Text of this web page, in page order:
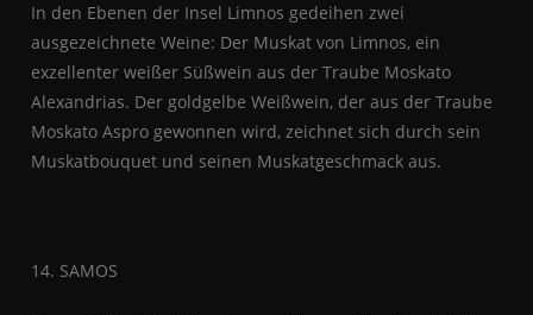
In den Ebenen der Insel Limnos gedeihen zwei
ausgezeichnete Weine: Der Muskat von Limnos, ein
exzellenter weißer Süßwein aus der Traube Moskato
Alexandrias. Der goldgelbe Weißwein, der aus der Traube
Moskato Aspro gewonnen wird, zeichnet sich durch sein
Muskatbouquet und seinen Muskatgeschmack aus.
14. SAMOS